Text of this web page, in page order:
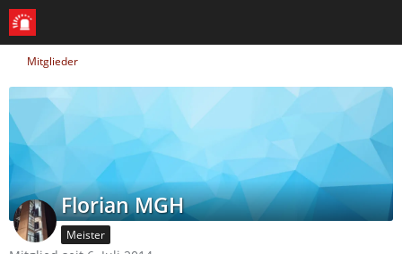
Mitglieder
Florian MGH
Meister